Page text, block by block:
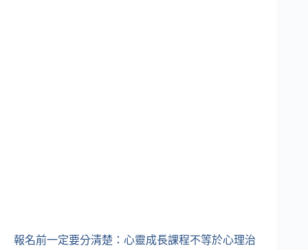
報名前一定要分清楚：心靈成長課程不等於心理治